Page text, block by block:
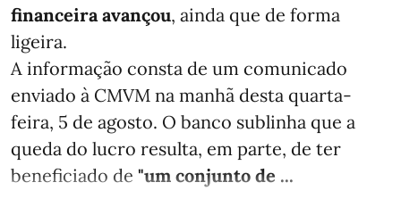
financeira avançou, ainda que de forma
ligeira.
A informação consta de um comunicado
enviado à CMVM na manhã desta quarta-
feira, 5 de agosto. O banco sublinha que a
queda do lucro resulta, em parte, de ter
beneficiado de "um conjunto de ...